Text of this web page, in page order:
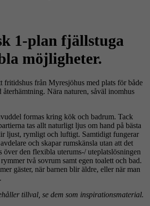
1-plan fjällstuga
möjligheter.
fritidshus från Myresjöhus med plats för både
Nära naturen, såväl inomhus
formas kring kök och badrum. Tack
tas allt naturligt ljus om hand på bästa
ljust, rymligt och luftigt. Samtidigt fungerar
och skapar rumskänsla utan att det
över den flexibla uterums-/ uteplatslösningen
två sovrum samt egen toalett och bad.
gäster, när barnen blir äldre, eller när man
tillval, se dem som inspirationsmaterial.